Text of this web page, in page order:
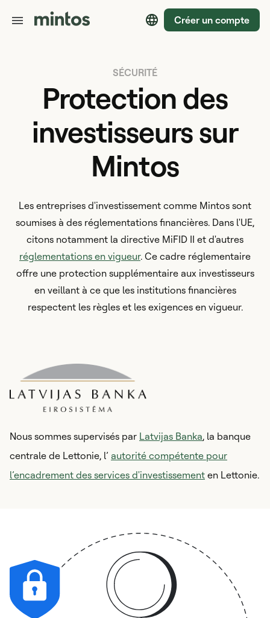
Créer un compte
SÉCURITÉ
Protection des
investisseurs sur
Mintos
Les entreprises d'investissement comme Mintos sont
soumises à des réglementations financières. Dans l'UE,
citons notamment la directive MiFID II et d'autres
réglementations en vigueur. Ce cadre réglementaire
offre une protection supplémentaire aux investisseurs
en veillant à ce que les institutions financières
respectent les règles et les exigences en vigueur.
Nous sommes supervisés par Latvijas Banka, la banque
centrale de Lettonie, l’ autorité compétente pour
l’encadrement des services d'investissement en Lettonie.